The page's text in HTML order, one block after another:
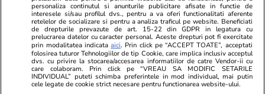
Un român a furat 203 colete de
peste 10.700 de lire și acum
trebuie să muncească 200 de
ore în folosul comunității
personaliza continutul si anunturile publicitare afisate in functie de
interesele si/sau profilul dvs., pentru a va oferi functionalitati aferente
retelelor de socializare si pentru a analiza traficul pe website. Beneficiati
de drepturile prevazute de art. 15-22 din GDPR in legatura cu
prelucrarea datelor cu caracter personal. Aceste drepturi pot fi exercitate
prin modalitatea indicataaici. Prin click pe “ACCEPT TOATE”, acceptati
folosirea tuturor Tehnologiilor de tip Cookie, care implica inclusiv acceptul
dvs. cu privire la stocarea/accesarea informatiilor de catre Vendor-ii cu
care colaboram. Prin click pe “VREAU SA MODIFIC SETARILE
INDIVIDUAL” puteti schimba preferintele in mod individual, mai putin
cele legate de cookie strict necesare pentru functionarea website-ului.